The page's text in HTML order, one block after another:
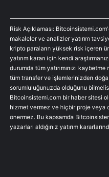
Risk Açıklaması:
makaleler ve analizler yatırım
kripto paraların yüksek risk içeren
yatırım kararı için kendi
durumda tüm yatırımınızı
tüm transfer ve işlemlerinizden
sorumluluğunuzda olduğunu
Bitcoinsistemi.com bir haber sitesi
hizmet vermez ve hiçbir proje veya
önermez. Bu kapsamda
yazarları aldığınız yatırım